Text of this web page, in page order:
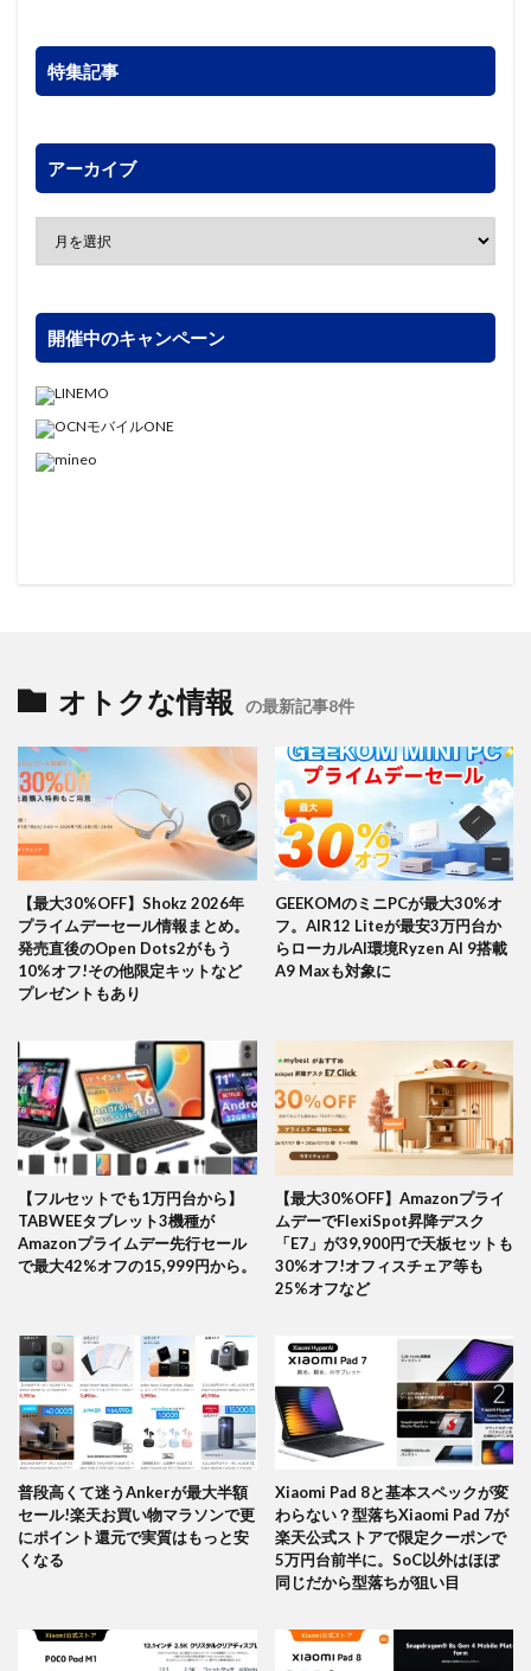
特集記事
アーカイブ
開催中のキャンペーン
オトクな情報 の最新記事8件
【最大30%OFF】Shokz 2026年
プライムデーセール情報まとめ。
発売直後のOpen Dots2がもう
10%オフ!その他限定キットなど
プレゼントもあり
GEEKOMのミニPCが最大30%オ
フ。AIR12 Liteが最安3万円台か
らローカルAI環境Ryzen AI 9搭載
A9 Maxも対象に
【フルセットでも1万円台から】
TABWEEタブレット3機種が
Amazonプライムデー先行セール
で最大42%オフの15,999円から。
【最大30%OFF】Amazonプライ
ムデーでFlexiSpot昇降デスク
「E7」が39,900円で天板セットも
30%オフ!オフィスチェア等も
25%オフなど
普段高くて迷うAnkerが最大半額
セール!楽天お買い物マラソンで更
にポイント還元で実質はもっと安
くなる
Xiaomi Pad 8と基本スペックが変
わらない？型落ちXiaomi Pad 7が
楽天公式ストアで限定クーポンで
5万円台前半に。SoC以外はほぼ
同じだから型落ちが狙い目